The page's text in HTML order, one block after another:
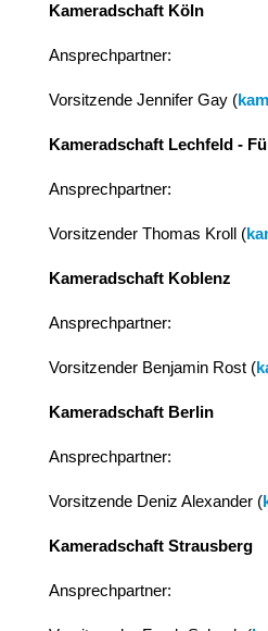
Kameradschaft Köln
Ansprechpartner:
Vorsitzende Jennifer Gay (
Kameradschaft Lechfeld -
Ansprechpartner:
Vorsitzender Thomas Kroll (
Kameradschaft Koblenz
Ansprechpartner:
Vorsitzender Benjamin Rost (
Kameradschaft Berlin
Ansprechpartner:
Vorsitzende Deniz Alexander (
Kameradschaft Strausberg
Ansprechpartner: